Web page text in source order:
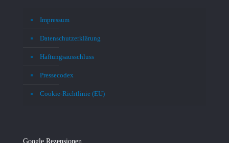
Impressum
Datenschutzerklärung
Haftungsausschluss
Pressecodex
Cookie-Richtlinie (EU)
Google Rezensionen